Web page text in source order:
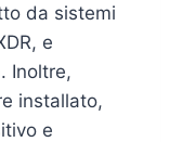
da sistemi
e
Inoltre,
installato,
e